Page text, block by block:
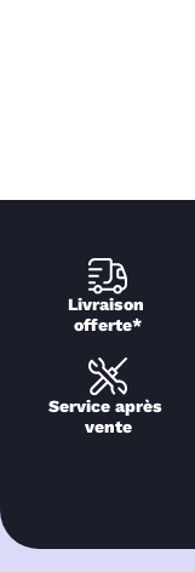
Livraison
offerte*
Service après
vente